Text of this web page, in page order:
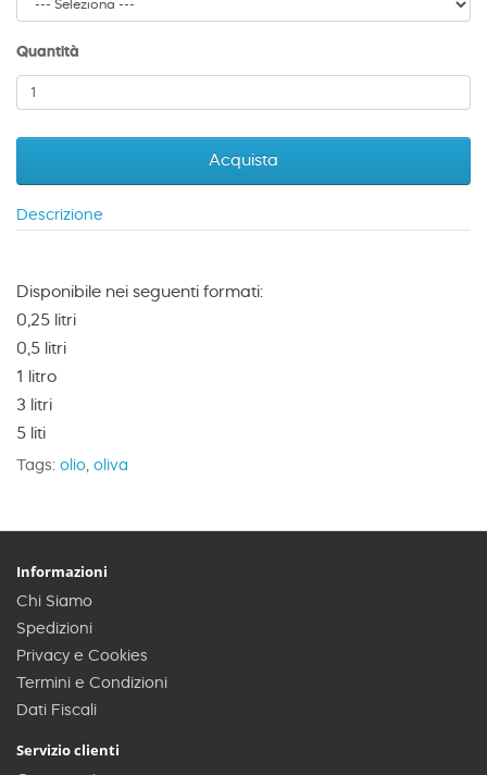
Quantità
Acquista
Descrizione
Disponibile nei seguenti formati:
0,25 litri
0,5 litri
1 litro
3 litri
5 liti
Tags: olio, oliva
Informazioni
Chi Siamo
Spedizioni
Privacy e Cookies
Termini e Condizioni
Dati Fiscali
Servizio clienti